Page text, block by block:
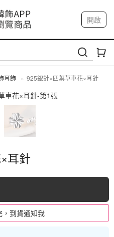
9/6 淡水捷運站
13 八里海巡基地
桃園青埔置地廣場
開啟
我的帳戶
耳飾 925銀針×四葉草車花×耳針
耳針
，到貨通知我